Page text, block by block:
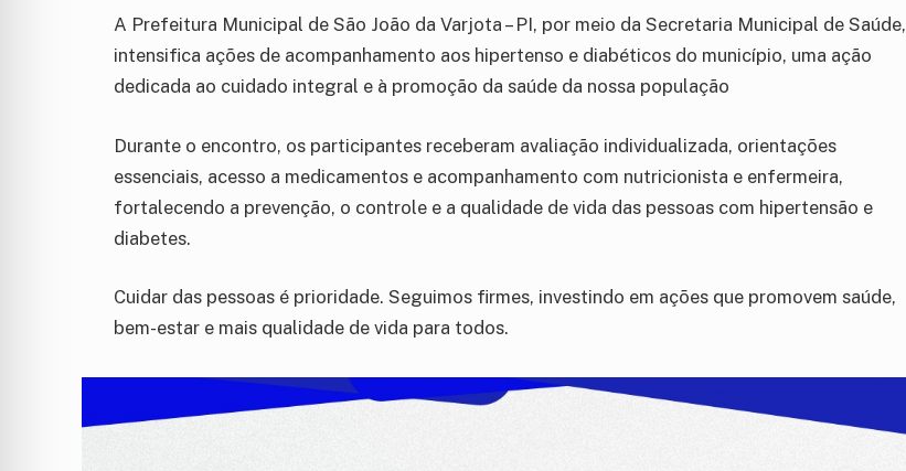
A Prefeitura Municipal de São João da Varjota – PI, por meio da Secretaria Municipal de Saúde,
intensifica ações de acompanhamento aos hipertenso e diabéticos do município, uma ação
dedicada ao cuidado integral e à promoção da saúde da nossa população
Durante o encontro, os participantes receberam avaliação individualizada, orientações
essenciais, acesso a medicamentos e acompanhamento com nutricionista e enfermeira,
fortalecendo a prevenção, o controle e a qualidade de vida das pessoas com hipertensão e
diabetes.
Cuidar das pessoas é prioridade. Seguimos firmes, investindo em ações que promovem saúde,
bem-estar e mais qualidade de vida para todos.